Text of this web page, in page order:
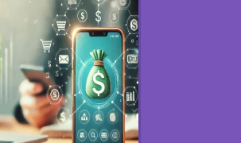
اصغر زاده
اکرم محمدی
الف صاد
الکساندر